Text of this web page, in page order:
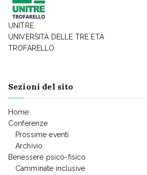
UNITRE
UNIVERSITÀ DELLE TRE ETÀ
TROFARELLO
Sezioni del sito
Home
Conferenze
Prossime eventi
Archivio
Benessere psico-fisico
Camminate inclusive